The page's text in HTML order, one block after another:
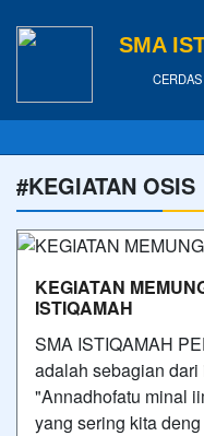
SMA
#KEGIATAN OSIS
KEGIATAN
ISTIQAMAH
SMA ISTIQAMAH
adalah sebagian
"Annadhofatu minal
yang sering kita deng